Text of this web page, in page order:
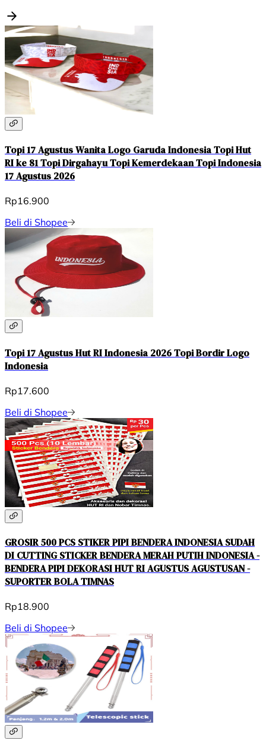
Topi 17 Agustus Wanita Logo Garuda Indonesia Topi Hut
RI ke 81 Topi Dirgahayu Topi Kemerdekaan Topi Indonesia
17 Agustus 2026
Rp16.900
Beli di Shopee
Topi 17 Agustus Hut RI Indonesia 2026 Topi Bordir Logo
Indonesia
Rp17.600
Beli di Shopee
GROSIR 500 PCS STIKER PIPI BENDERA INDONESIA SUDAH
DI CUTTING STICKER BENDERA MERAH PUTIH INDONESIA -
BENDERA PIPI DEKORASI HUT RI AGUSTUS AGUSTUSAN -
SUPORTER BOLA TIMNAS
Rp18.900
Beli di Shopee